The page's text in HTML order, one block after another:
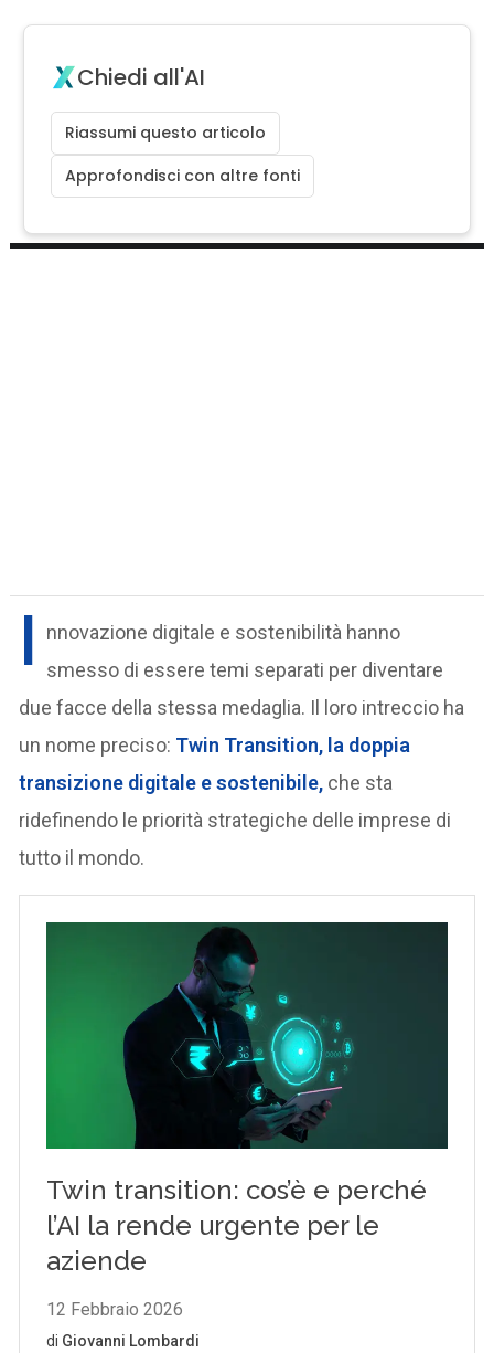
Chiedi all'AI
Riassumi questo articolo
Approfondisci con altre fonti
I
nnovazione digitale e sostenibilità hanno
smesso di essere temi separati per diventare
due facce della stessa medaglia. Il loro intreccio ha
un nome preciso: Twin Transition, la doppia
transizione digitale e sostenibile, che sta
ridefinendo le priorità strategiche delle imprese di
tutto il mondo.